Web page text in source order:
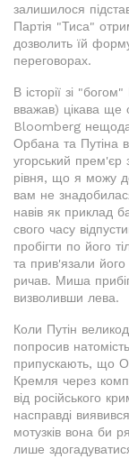
залишилося
Партія "Тиса"
дозволить їй
переговорах.
В історії зі
вважав) цікава ще
Bloomberg
Орбана та Путіна
угорський
рівня, що я можу
вам не
навів як приклад
свого часу
пробігти по його
та прив'язали
ричав. Миша
визволивши лева.
Коли Путін
попросив
припускають, що
Кремля через
від російського
насправді
мотузків вона би
лише